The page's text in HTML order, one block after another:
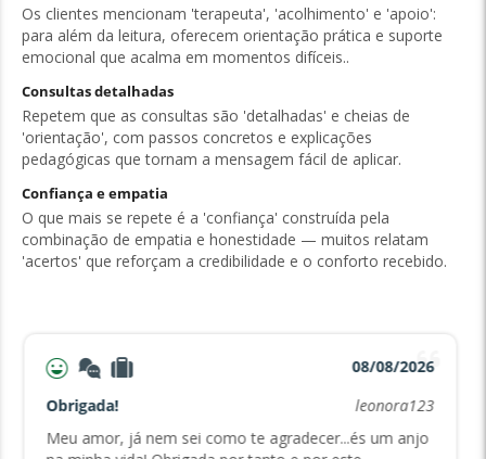
Os clientes mencionam 'terapeuta', 'acolhimento' e 'apoio':
para além da leitura, oferecem orientação prática e suporte
emocional que acalma em momentos difíceis..
Consultas detalhadas
Repetem que as consultas são 'detalhadas' e cheias de
'orientação', com passos concretos e explicações
pedagógicas que tornam a mensagem fácil de aplicar.
Confiança e empatia
O que mais se repete é a 'confiança' construída pela
combinação de empatia e honestidade — muitos relatam
'acertos' que reforçam a credibilidade e o conforto recebido.
08/08/2026
Obrigada!
leonora123
Meu amor, já nem sei como te agradecer...és um anjo